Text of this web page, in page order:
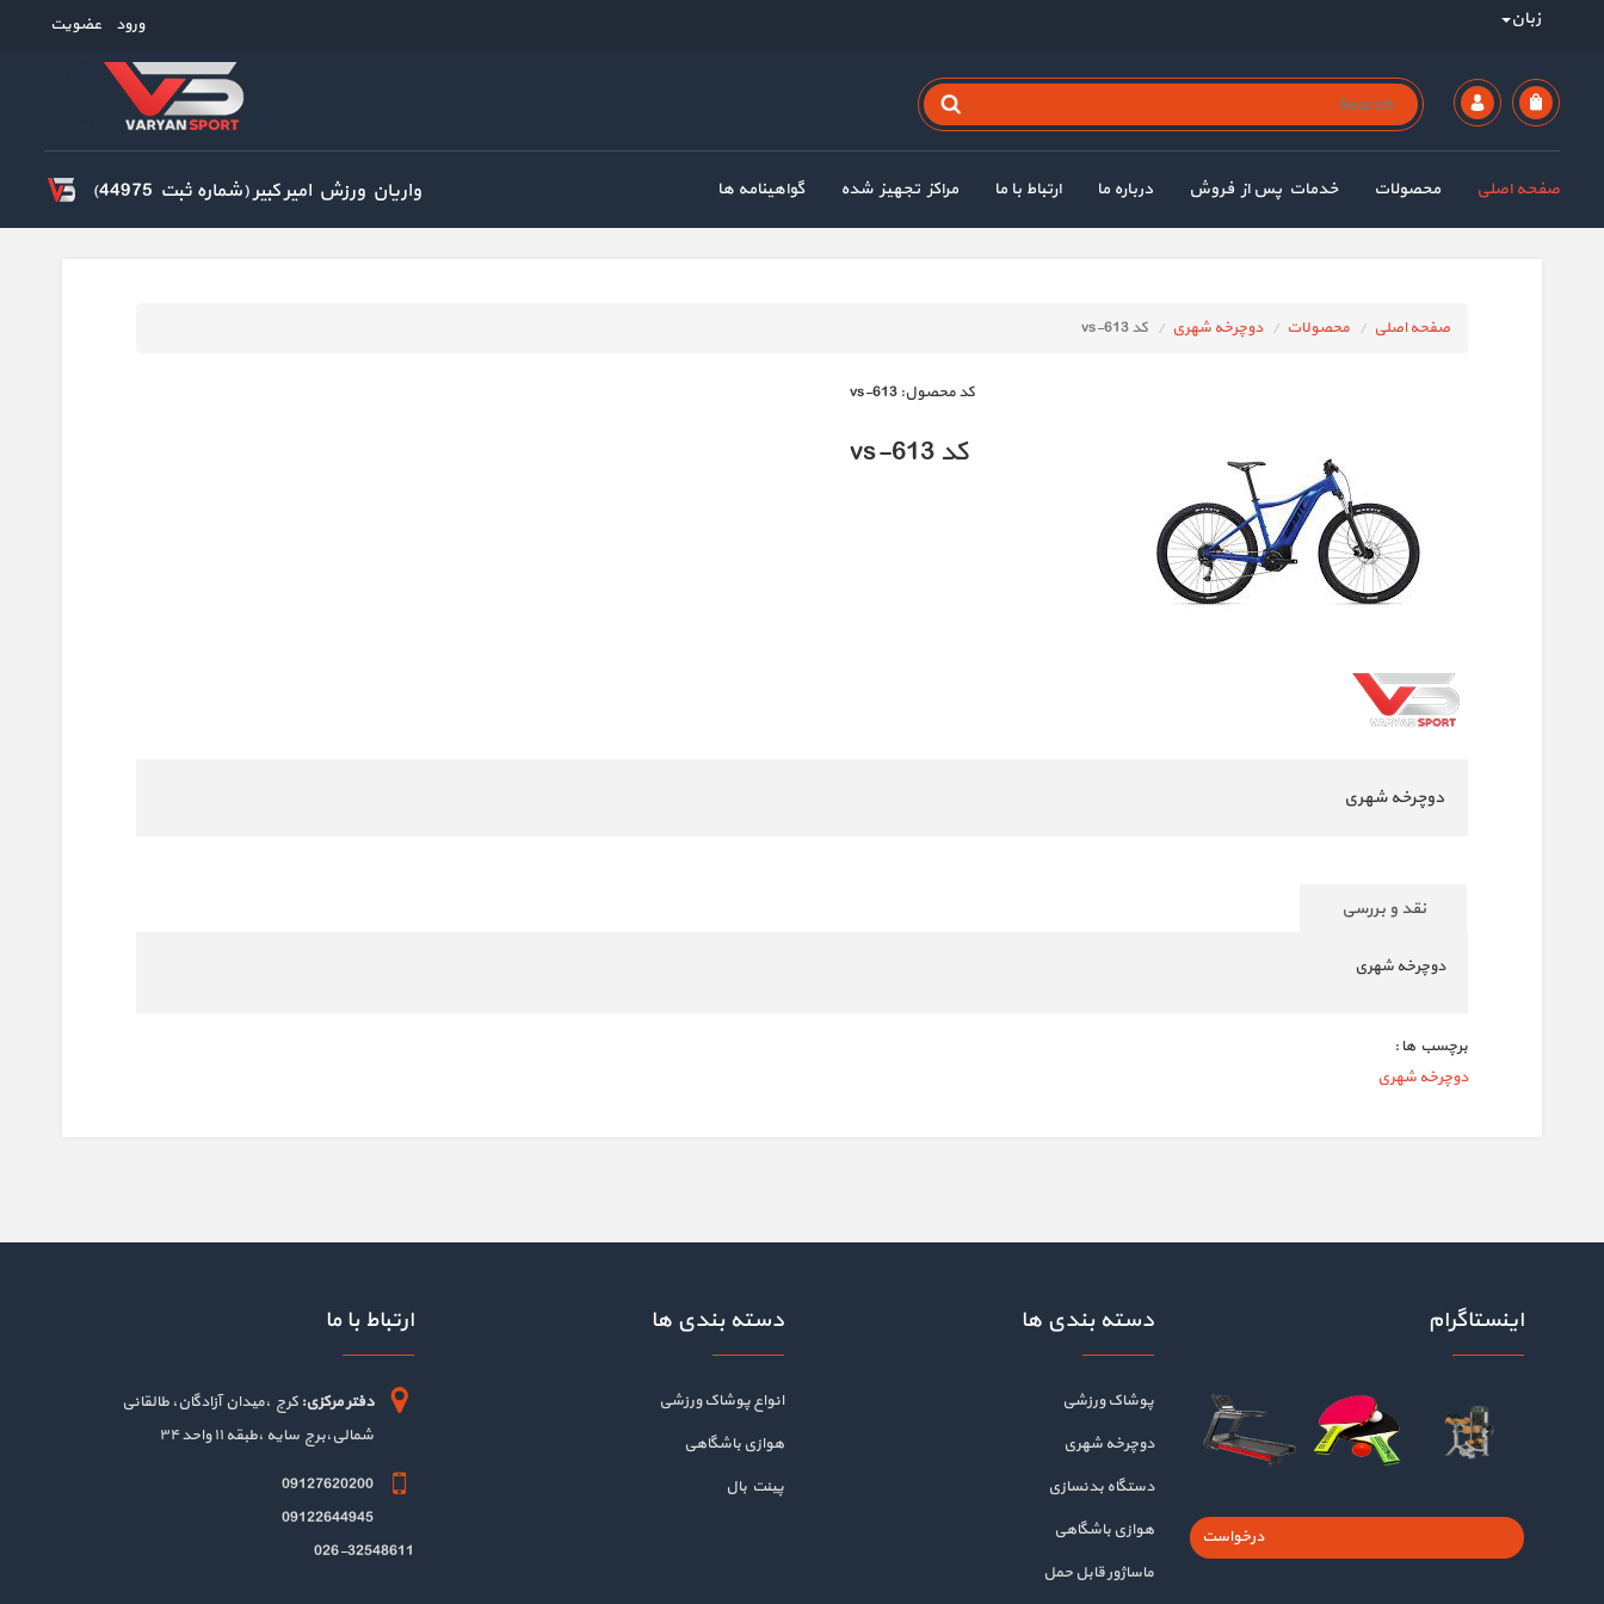
زبان ورود عضویت
صفحه اصلی محصولات خدمات پس از فروش درباره ما ارتباط با ما مراکز تجهیز شده گواهینامه ها واریان ورزش امیر کبیر (شماره ثبت 44975)
صفحه اصلی محصولات دوچرخه شهری کد vs-613
كد محصول: vs-613
کد vs-613
دوچرخه شهری
نقد و بررسی
دوچرخه شهری
برچسب ها :
دوچرخه شهری
اینستاگرام
درخواست
دسته بندی ها
پوشاک ورزشی
دوچرخه شهری
دستگاه بدنسازی
هوازی باشگاهی
ماساژور قابل حمل
دسته بندی ها
انواع پوشاک ورزشی
هوازی باشگاهی
پینت بال
ارتباط با ما
دفتر مرکزی: کرج ،میدان آزادگان، طالقانی
شمالی،برج سایه ،طبقه ۱۱ واحد ۳۴
09127620200
09122644945
026-32548611